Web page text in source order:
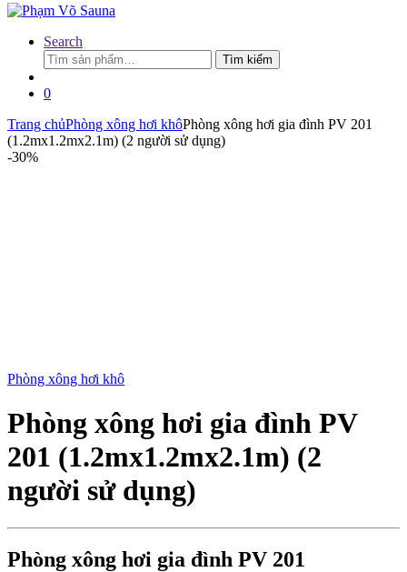
Search
Tìm
kiếm:
Tìm kiếm
0
Trang chủPhòng xông hơi khôPhòng xông hơi gia đình PV 201
(1.2mx1.2mx2.1m) (2 người sử dụng)
-30%
Phòng xông hơi khô
Phòng xông hơi gia đình PV
201 (1.2mx1.2mx2.1m) (2
người sử dụng)
Phòng xông hơi gia đình PV 201